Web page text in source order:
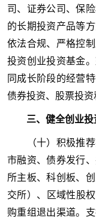
司、证券公司、保
的长期投资产品等
依法合规、严格控
投资创业投资基金
同成长阶段的经营
债券投资、股票投资
三、健全创业投
（十）积极推荐
市融资、债券发行
所主板、科创板、
交所）、区域性股
购重组退出渠道。